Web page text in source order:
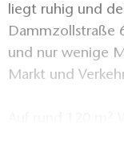
liegt ruhig und
Dammzollstraße
und nur wenige
Markt und
Auf rund 120 m²